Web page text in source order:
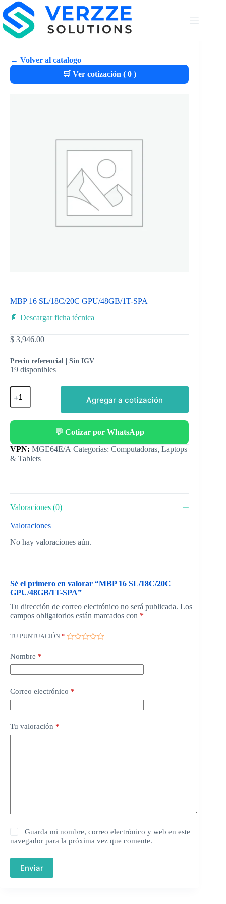
← Volver al catalogo
🛒 Ver cotización ( 0)
MBP 16 SL/18C/20C GPU/48GB/1T-SPA
📄 Descargar ficha técnica
$ 3,946.00
Precio referencial | Sin IGV
19 disponibles
Agregar a cotización
💬 Cotizar por WhatsApp
Categorías: Computadoras, Laptops
& Tablets
Valoraciones (0)
Valoraciones
No hay valoraciones aún.
Sé el primero en valorar “MBP 16 SL/18C/20C
GPU/48GB/1T-SPA”
Tu dirección de correo electrónico no será publicada. Los
campos obligatorios están marcados con *
TU PUNTUACIÓN *
Nombre *
Correo electrónico *
Tu valoración *
Guarda mi nombre, correo electrónico y web en este
navegador para la próxima vez que comente.
Enviar